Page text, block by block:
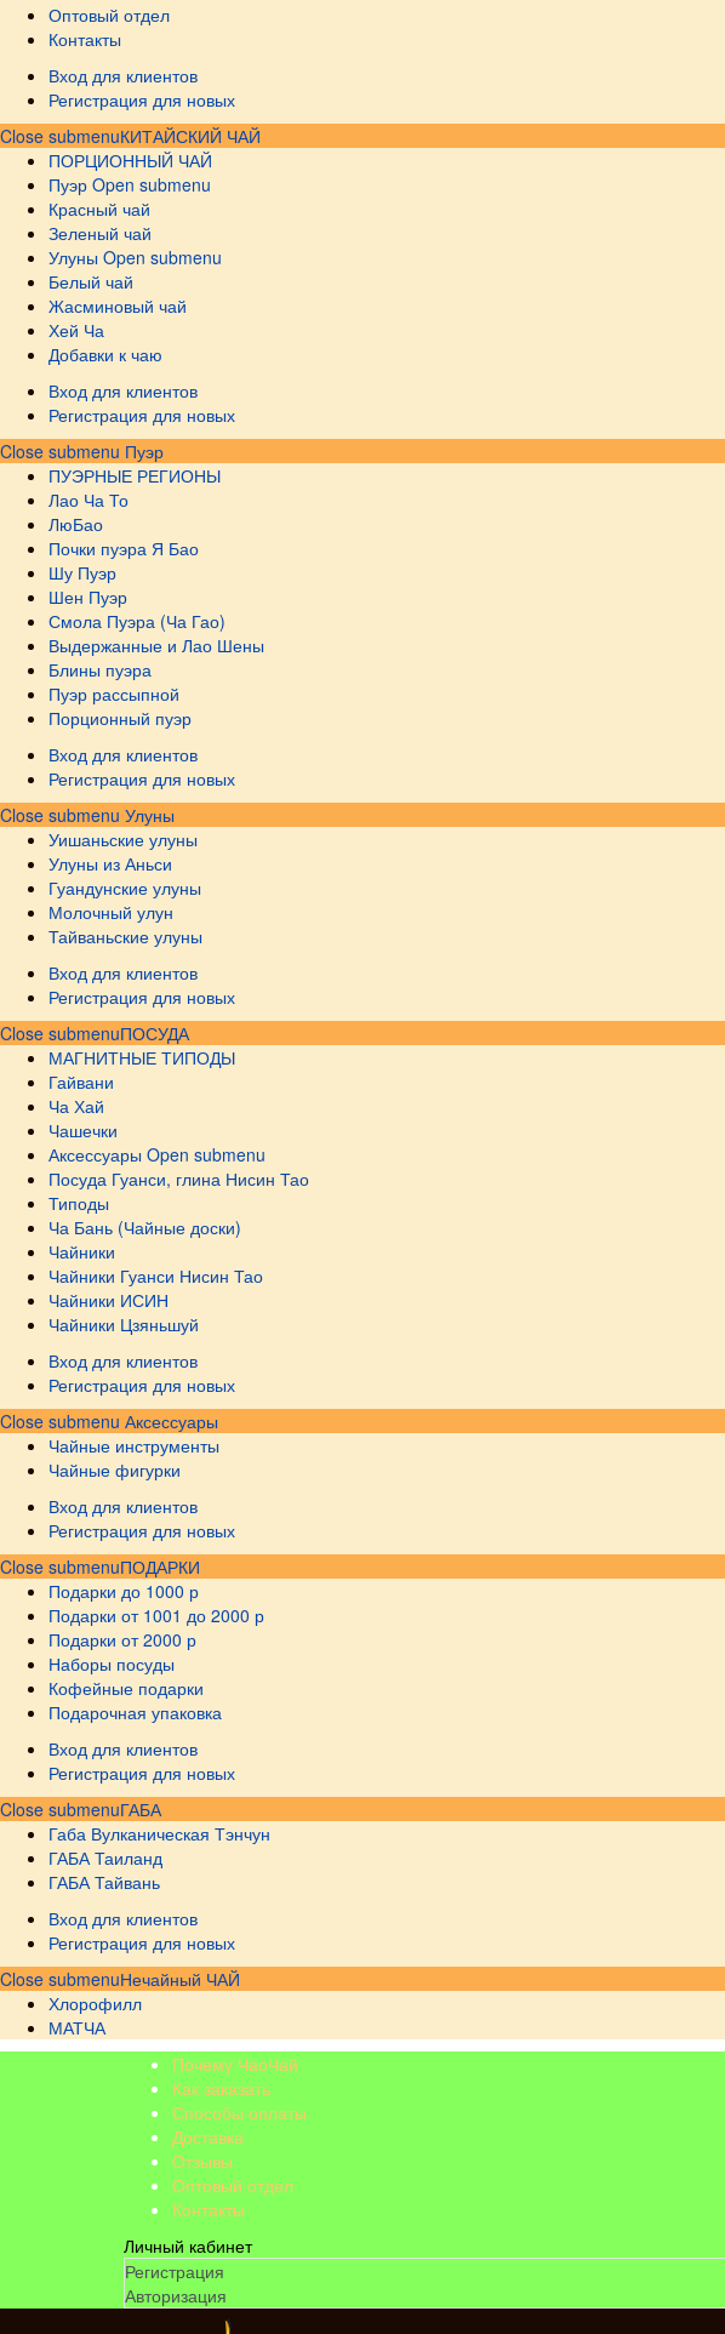
Оптовый отдел
Контакты
Вход для клиентов
Регистрация для новых
Close submenuКИТАЙСКИЙ ЧАЙ
ПОРЦИОННЫЙ ЧАЙ
Пуэр Open submenu
Красный чай
Зеленый чай
Улуны Open submenu
Белый чай
Жасминовый чай
Хей Ча
Добавки к чаю
Вход для клиентов
Регистрация для новых
Close submenu Пуэр
ПУЭРНЫЕ РЕГИОНЫ
Лао Ча То
ЛюБао
Почки пуэра Я Бао
Шу Пуэр
Шен Пуэр
Смола Пуэра (Ча Гао)
Выдержанные и Лао Шены
Блины пуэра
Пуэр рассыпной
Порционный пуэр
Вход для клиентов
Регистрация для новых
Close submenu Улуны
Уишаньские улуны
Улуны из Аньси
Гуандунские улуны
Молочный улун
Тайваньские улуны
Вход для клиентов
Регистрация для новых
Close submenuПОСУДА
МАГНИТНЫЕ ТИПОДЫ
Гайвани
Ча Хай
Чашечки
Аксессуары Open submenu
Посуда Гуанси, глина Нисин Тао
Типоды
Ча Бань (Чайные доски)
Чайники
Чайники Гуанси Нисин Тао
Чайники ИСИН
Чайники Цзяньшуй
Вход для клиентов
Регистрация для новых
Close submenu Аксессуары
Чайные инструменты
Чайные фигурки
Вход для клиентов
Регистрация для новых
Close submenuПОДАРКИ
Подарки до 1000 р
Подарки от 1001 до 2000 р
Подарки от 2000 р
Наборы посуды
Кофейные подарки
Подарочная упаковка
Вход для клиентов
Регистрация для новых
Close submenuГАБА
Габа Вулканическая Тэнчун
ГАБА Таиланд
ГАБА Тайвань
Вход для клиентов
Регистрация для новых
Close submenuНечайный ЧАЙ
Хлорофилл
МАТЧА
Почему ЧаоЧай
Как заказать
Способы оплаты
Доставка
Отзывы
Оптовый отдел
Контакты
Личный кабинет
Регистрация
Авторизация